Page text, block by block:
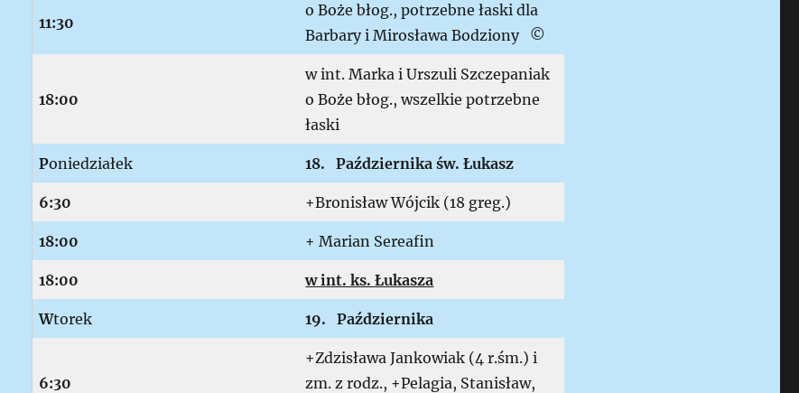
11:30
o Boże błog., potrzebne łaski dla
Barbary i Mirosława Bodziony ©
18:00
w int. Marka i Urszuli Szczepaniak
o Boże błog., wszelkie potrzebne
łaski
Poniedziałek 18. Października św. Łukasz
6:30 +Bronisław Wójcik (18 greg.)
18:00 + Marian Sereafin
18:00 w int. ks. Łukasza
Wtorek 19. Października
6:30
+Zdzisława Jankowiak (4 r.śm.) i
zm. z rodz., +Pelagia, Stanisław,